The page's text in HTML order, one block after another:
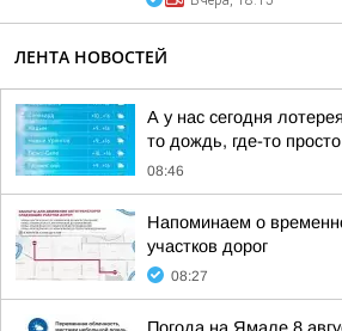
ЛЕНТА НОВОСТЕЙ
А у нас сегодня
то дождь, где-то
08:46
Напоминаем о
участков дорог
08:27